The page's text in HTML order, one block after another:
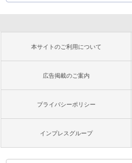
本サイトのご利用について
広告掲載のご案内
プライバシーポリシー
インプレスグループ